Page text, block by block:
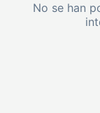
No se han